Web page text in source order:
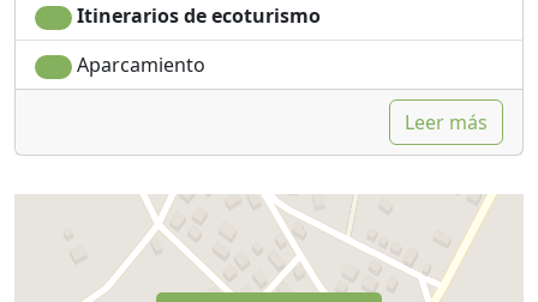
Itinerarios de ecoturismo
Aparcamiento
Leer más